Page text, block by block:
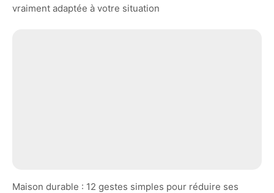
vraiment adaptée à votre situation
Maison durable : 12 gestes simples pour réduire ses